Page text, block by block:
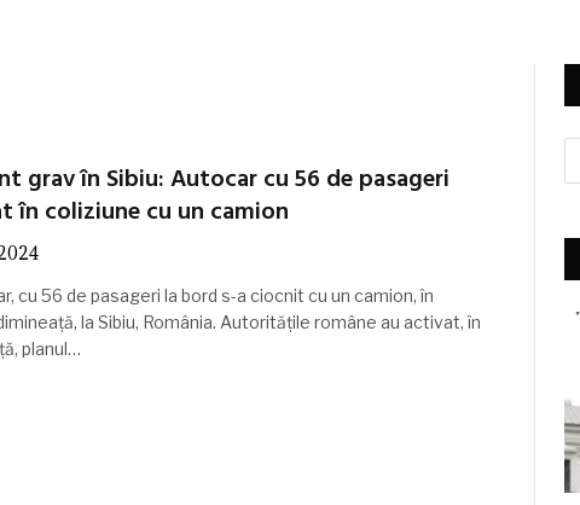
grav în Sibiu: Autocar cu 56 de pasageri
în coliziune cu un camion
cu 56 de pasageri la bord s-a ciocnit cu un camion, în
la Sibiu, România. Autoritățile române au activat, în
planul…